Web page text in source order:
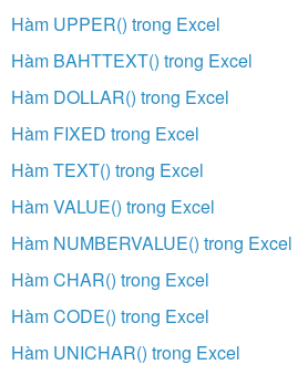
Hàm UPPER() trong Excel
Hàm BAHTTEXT() trong Excel
Hàm DOLLAR() trong Excel
Hàm FIXED trong Excel
Hàm TEXT() trong Excel
Hàm VALUE() trong Excel
Hàm NUMBERVALUE() trong Excel
Hàm CHAR() trong Excel
Hàm CODE() trong Excel
Hàm UNICHAR() trong Excel